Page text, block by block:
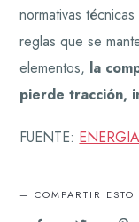
normativas
reglas que se
elementos, la
pierde tracción,
FUENTE:
COMPARTIR ESTO